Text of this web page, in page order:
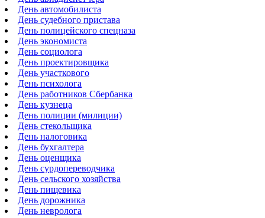
День автомобилиста
День судебного пристава
День полицейского спецназа
День экономиста
День социолога
День проектировщика
День участкового
День психолога
День работников Сбербанка
День кузнеца
День полиции (милиции)
День стекольщика
День налоговика
День бухгалтера
День оценщика
День сурдопереводчика
День сельского хозяйства
День пищевика
День дорожника
День невролога